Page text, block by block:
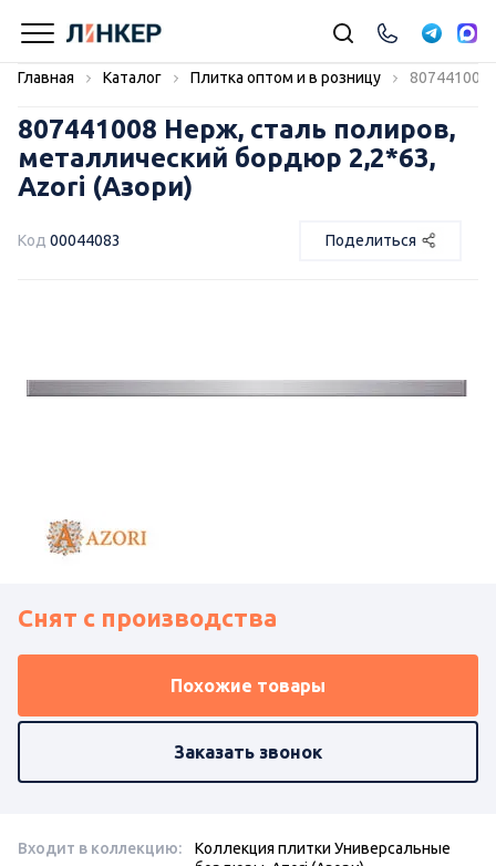
Главная Каталог Плитка оптом и в розницу 807441008
807441008 Нерж, сталь полиров,
металлический бордюр 2,2*63,
Azori (Азори)
Код 00044083 Поделиться
Снят с производства
Похожие товары
Заказать звонок
Входит в коллекцию:
Коллекция плитки Универсальные